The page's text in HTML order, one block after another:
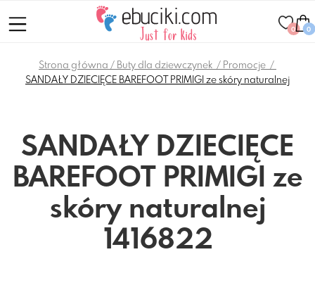
0 0
Strona główna Buty dla dziewczynek
Promocje
SANDAŁY DZIECIĘCE BAREFOOT PRIMIGI ze skóry naturalnej
SANDAŁY DZIECIĘCE
BAREFOOT PRIMIGI ze
skóry naturalnej
1416822